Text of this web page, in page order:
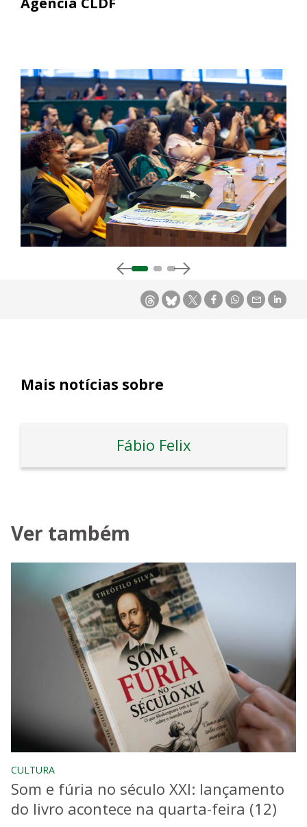
Mais notícias sobre
Fábio Felix
Ver também
CULTURA
Som e fúria no século XXI: lançamento
do livro acontece na quarta-feira (12)